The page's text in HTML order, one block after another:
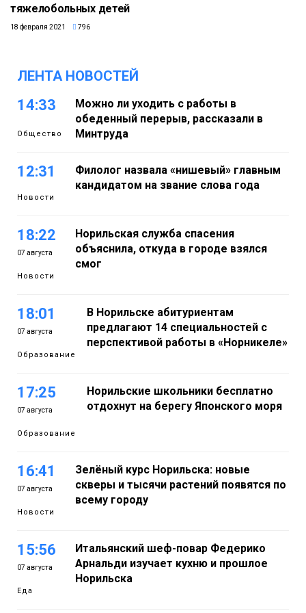
тяжелобольных детей
18 февраля 2021 796
ЛЕНТА НОВОСТЕЙ
14:33
Общество
Можно ли уходить с работы в
обеденный перерыв, рассказали в
Минтруда
12:31
Новости
Филолог назвала «нишевый» главным
кандидатом на звание слова года
18:22
07 августа
Новости
Норильская служба спасения
объяснила, откуда в городе взялся
смог
18:01
07 августа
Образование
В Норильске абитуриентам
предлагают 14 специальностей с
перспективой работы в «Норникеле»
17:25
07 августа
Образование
Норильские школьники бесплатно
отдохнут на берегу Японского моря
16:41
07 августа
Новости
Зелёный курс Норильска: новые
скверы и тысячи растений появятся по
всему городу
15:56
07 августа
Еда
Итальянский шеф-повар Федерико
Арнальди изучает кухню и прошлое
Норильска